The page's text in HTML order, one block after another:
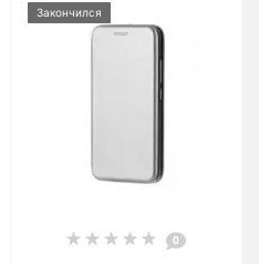
Закончился
0